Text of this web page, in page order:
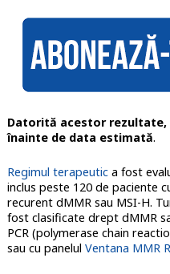
Datorită acestor rezultate,
înainte de data estimată.
Regimul terapeutica fost
inclus peste 120 de paciente
recurent dMMR sau MSI-H.
fost clasificate drept dMMR
PCR (polymerase chain
sau cu panelul Ventana MMR